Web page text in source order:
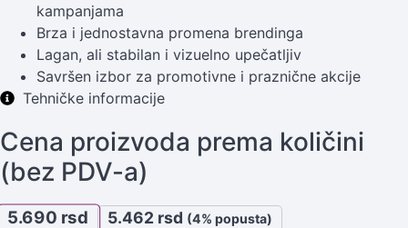
kampanjama
Brza i jednostavna promena brendinga
Lagan, ali stabilan i vizuelno upečatljiv
Savršen izbor za promotivne i praznične akcije
Tehničke informacije
Cena proizvoda prema količini
(bez PDV-a)
5.690 rsd 5.462 rsd (4% popusta)